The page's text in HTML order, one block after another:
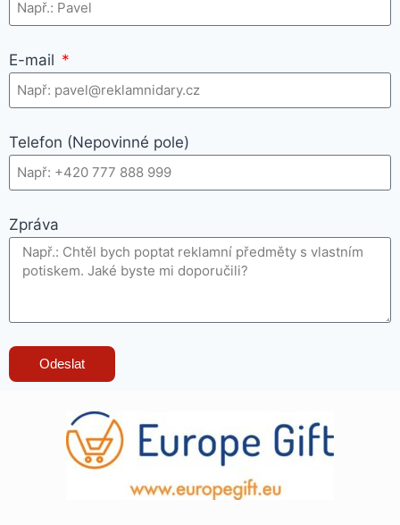
E-mail
Telefon (Nepovinné pole)
Zpráva
Odeslat